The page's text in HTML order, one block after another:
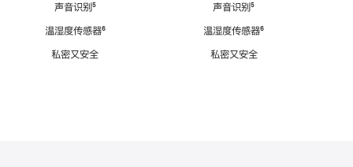
声音识别脚
⁵
温湿度传感器脚
⁶
私密又安全
声音识别脚
⁵
温湿度传感器脚
⁶
私密又安全